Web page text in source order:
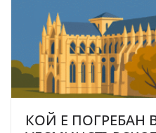
КОЙ Е ПОГРЕБАН